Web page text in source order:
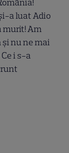
a luat Adio
murit! Am
nu ne mai
i s-a